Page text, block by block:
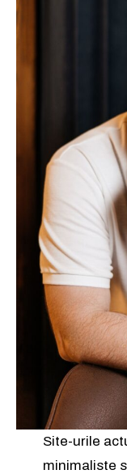
Site-urile
minimaliste